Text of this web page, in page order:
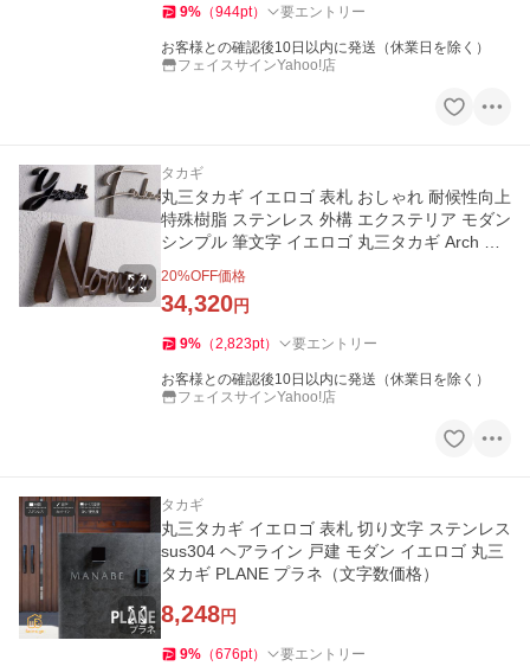
9% （944pt） 要エントリー
お客様との確認後10日以内に発送（休業日を除く）
フェイスサインYahoo!店
タカギ
丸三タカギ イエロゴ 表札 おしゃれ 耐候性向上
特殊樹脂 ステンレス 外構 エクステリア モダン
シンプル 筆文字 イエロゴ 丸三タカギ Arch ア
20%OFF価格
34,320円
9% （2,823pt） 要エントリー
お客様との確認後10日以内に発送（休業日を除く）
フェイスサインYahoo!店
タカギ
丸三タカギ イエロゴ 表札 切り文字 ステンレス
sus304 ヘアライン 戸建 モダン イエロゴ 丸三
タカギ PLANE プラネ（文字数価格）
8,248円
9% （676pt） 要エントリー